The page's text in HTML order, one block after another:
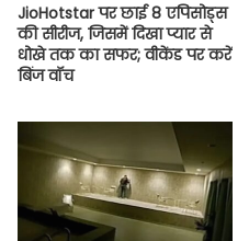
JioHotstar पर छाई 8 एपिसोड्स
की सीरीज, जिसमें दिखा प्यार से
धोखे तक का सफर; वीकेंड पर करें
बिंज वॉच